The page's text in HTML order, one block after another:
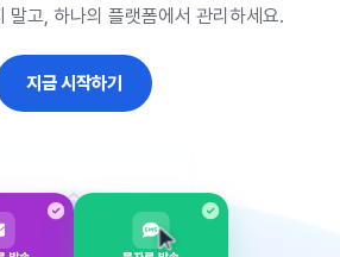
말고, 하나의 플랫폼에서 관리하세요.
지금 시작하기
LIVING